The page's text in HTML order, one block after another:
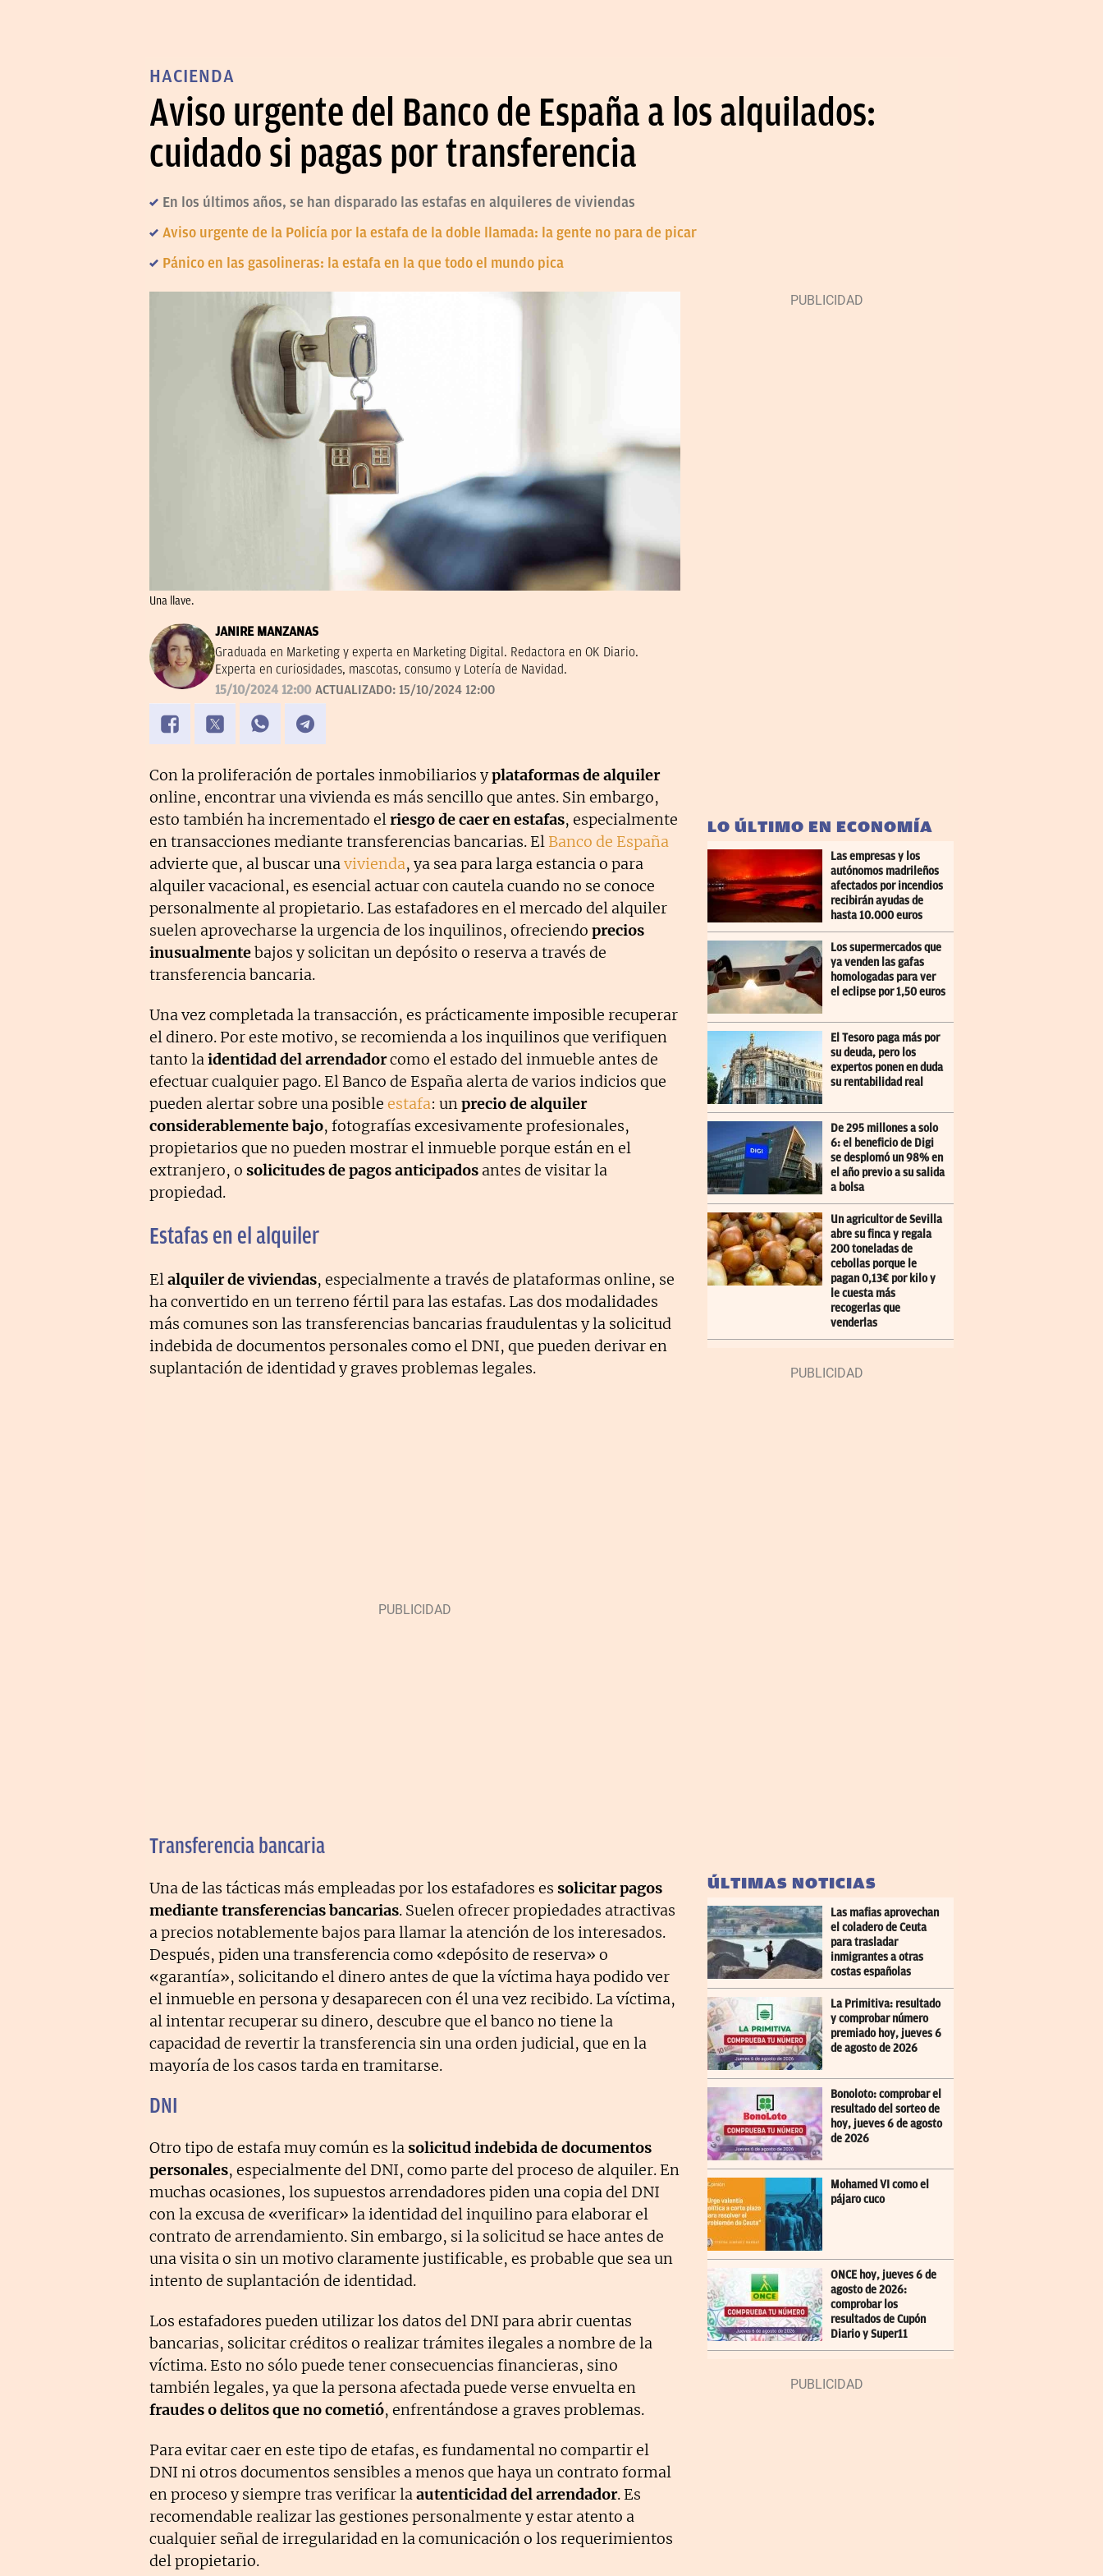
HACIENDA
Aviso urgente del Banco de España a los alquilados:
cuidado si pagas por transferencia
En los últimos años, se han disparado las estafas en alquileres de viviendas
Aviso urgente de la Policía por la estafa de la doble llamada: la gente no para de picar
Pánico en las gasolineras: la estafa en la que todo el mundo pica
Una llave.
JANIRE MANZANAS
Graduada en Marketing y experta en Marketing Digital. Redactora en OK Diario.
Experta en curiosidades, mascotas, consumo y Lotería de Navidad.
15/10/2024 12:00 ACTUALIZADO: 15/10/2024 12:00
Con la proliferación de portales inmobiliarios yplataformas de alquiler
online, encontrar una vivienda es más sencillo que antes. Sin embargo,
esto también ha incrementado elriesgo de caer en estafas, especialmente
en transacciones mediante transferencias bancarias. El Banco de España
advierte que, al buscar unavivienda, ya sea para larga estancia o para
alquiler vacacional, es esencial actuar con cautela cuando no se conoce
personalmente al propietario. Las estafadores en el mercado del alquiler
suelen aprovecharse la urgencia de los inquilinos, ofreciendo precios
inusualmentebajos y solicitan un depósito o reserva a través de
transferencia bancaria.
Una vez completada la transacción, es prácticamente imposible recuperar
el dinero. Por este motivo, se recomienda a los inquilinos que verifiquen
tanto laidentidad del arrendadorcomo el estado del inmueble antes de
efectuar cualquier pago. El Banco de España alerta de varios indicios que
pueden alertar sobre una posible estafa: unprecio de alquiler
considerablemente bajo, fotografías excesivamente profesionales,
propietarios que no pueden mostrar el inmueble porque están en el
extranjero, o solicitudes de pagos anticipados antes de visitar la
propiedad.
Estafas en el alquiler
Elalquiler de viviendas, especialmente a través de plataformas online, se
ha convertido en un terreno fértil para las estafas. Las dos modalidades
más comunes son las transferencias bancarias fraudulentas y la solicitud
indebida de documentos personales como el DNI, que pueden derivar en
suplantación de identidad y graves problemas legales.
Transferencia bancaria
Una de las tácticas más empleadas por los estafadores es solicitar pagos
mediante transferencias bancarias. Suelen ofrecer propiedades atractivas
a precios notablemente bajos para llamar la atención de los interesados.
Después, piden una transferencia como «depósito de reserva» o
«garantía», solicitando el dinero antes de que la víctima haya podido ver
el inmueble en persona y desaparecen con él una vez recibido. La víctima,
al intentar recuperar su dinero, descubre que el banco no tiene la
capacidad de revertir la transferencia sin una orden judicial, que en la
mayoría de los casos tarda en tramitarse.
DNI
Otro tipo de estafa muy común es lasolicitud indebida de documentos
personales, especialmente del DNI, como parte del proceso de alquiler. En
muchas ocasiones, los supuestos arrendadores piden una copia del DNI
con la excusa de «verificar» la identidad del inquilino para elaborar el
contrato de arrendamiento. Sin embargo, si la solicitud se hace antes de
una visita o sin un motivo claramente justificable, es probable que sea un
intento de suplantación de identidad.
Los estafadores pueden utilizar los datos del DNI para abrir cuentas
bancarias, solicitar créditos o realizar trámites ilegales a nombre de la
víctima. Esto no sólo puede tener consecuencias financieras, sino
también legales, ya que la persona afectada puede verse envuelta en
fraudes o delitos que no cometió, enfrentándose a graves problemas.
Para evitar caer en este tipo de etafas, es fundamental no compartir el
DNI ni otros documentos sensibles a menos que haya un contrato formal
en proceso y siempre tras verificar laautenticidad del arrendador. Es
recomendable realizar las gestiones personalmente y estar atento a
cualquier señal de irregularidad en la comunicación o los requerimientos
del propietario.
LO ÚLTIMO EN ECONOMÍA
Las empresas y los
autónomos madrileños
afectados por incendios
recibirán ayudas de
hasta 10.000 euros
Los supermercados que
ya venden las gafas
homologadas para ver
el eclipse por 1,50 euros
El Tesoro paga más por
su deuda, pero los
expertos ponen en duda
su rentabilidad real
De 295 millones a solo
6: el beneficio de Digi
se desplomó un 98% en
el año previo a su salida
a bolsa
Un agricultor de Sevilla
abre su finca y regala
200 toneladas de
cebollas porque le
pagan 0,13€ por kilo y
le cuesta más
recogerlas que
venderlas
ÚLTIMAS NOTICIAS
Las mafias aprovechan
el coladero de Ceuta
para trasladar
inmigrantes a otras
costas españolas
La Primitiva: resultado
y comprobar número
premiado hoy, jueves 6
de agosto de 2026
Bonoloto: comprobar el
resultado del sorteo de
hoy, jueves 6 de agosto
de 2026
Mohamed VI como el
pájaro cuco
ONCE hoy, jueves 6 de
agosto de 2026:
comprobar los
resultados de Cupón
Diario y Super11